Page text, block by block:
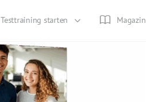
Testtraining starten Magazin